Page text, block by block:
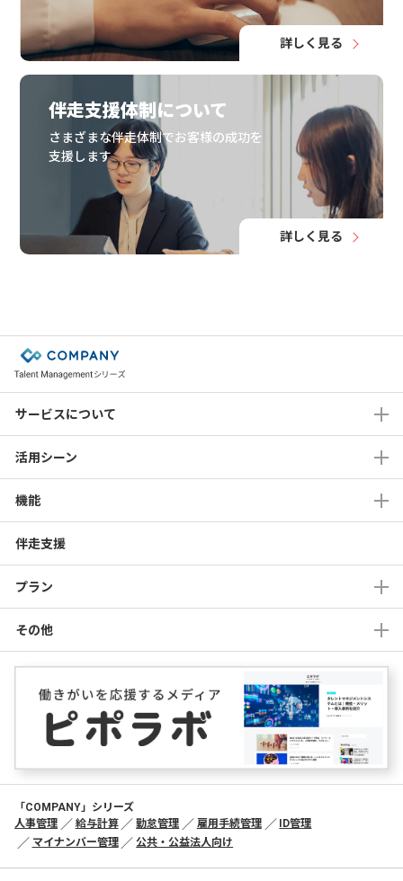
詳しく見る
伴走支援体制について
さまざまな伴走体制でお客様の成功を
支援します
詳しく見る
サービスについて
活用シーン
機能
伴走支援
プラン
その他
「COMPANY」シリーズ
人事管理
給与計算 勤怠管理 雇用手続管理
ID管理
マイナンバー管理
公共・公益法人向け